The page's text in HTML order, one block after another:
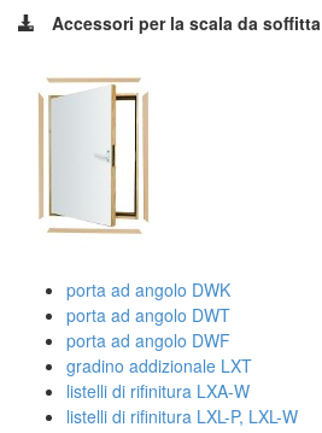
Accessori per la scala da soffitta
porta ad angolo DWK
porta ad angolo DWT
porta ad angolo DWF
gradino addizionale LXT
listelli di rifinitura LXA-W
listelli di rifinitura LXL-P, LXL-W